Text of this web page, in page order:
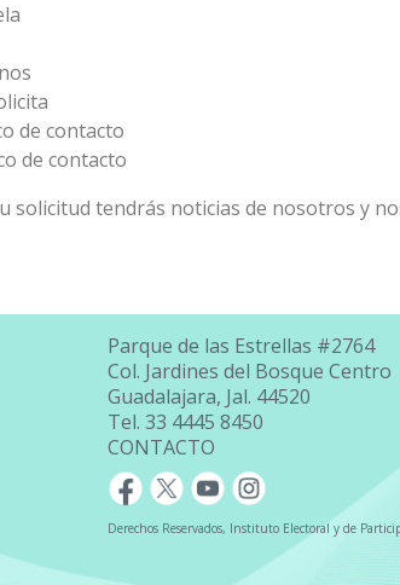
de contacto
de contacto
solicitud tendrás noticias de nosotros y
Parque de las Estrellas #2764
Col. Jardines del Bosque Centro
Guadalajara, Jal. 44520
Tel. 33 4445 8450
CONTACTO
Derechos Reservados, Instituto Electoral y de